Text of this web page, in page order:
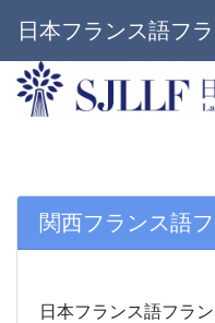
日本フランス語フ
関西フランス語
日本フランス語フラ